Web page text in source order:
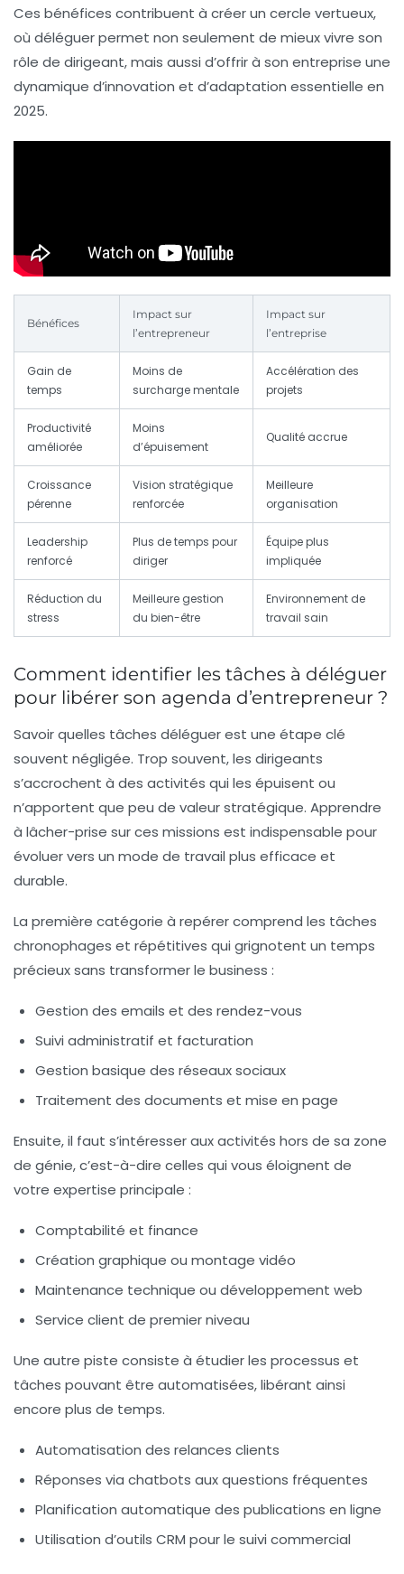
Ces bénéfices contribuent à créer un cercle vertueux,
où déléguer permet non seulement de mieux vivre son
rôle de dirigeant, mais aussi d’offrir à son entreprise une
dynamique d’innovation et d’adaptation essentielle en
2025.
Bénéfices
Impact sur
l’entrepreneur
Impact sur
l’entreprise
Gain de
temps
Moins de
surcharge mentale
Accélération des
projets
Productivité
améliorée
Moins
d’épuisement
Qualité accrue
Croissance
pérenne
Vision stratégique
renforcée
Meilleure
organisation
Leadership
renforcé
Plus de temps pour
diriger
Équipe plus
impliquée
Réduction du
stress
Meilleure gestion
du bien-être
Environnement de
travail sain
Comment identifier les tâches à déléguer
pour libérer son agenda d’entrepreneur ?
Savoir quelles tâches déléguer est une étape clé
souvent négligée. Trop souvent, les dirigeants
s’accrochent à des activités qui les épuisent ou
n’apportent que peu de valeur stratégique. Apprendre
à lâcher-prise sur ces missions est indispensable pour
évoluer vers un mode de travail plus efficace et
durable.
La première catégorie à repérer comprend les tâches
chronophages et répétitives qui grignotent un temps
précieux sans transformer le business :
Gestion des emails et des rendez-vous
Suivi administratif et facturation
Gestion basique des réseaux sociaux
Traitement des documents et mise en page
Ensuite, il faut s’intéresser auxactivités hors de sa zone
de génie, c’est-à-dire celles qui vous éloignent de
votre expertise principale :
Comptabilité et finance
Création graphique ou montage vidéo
Maintenance technique ou développement web
Service client de premier niveau
Une autre piste consiste à étudier les processus et
tâches pouvant être automatisées, libérant ainsi
encore plus de temps.
Automatisation des relances clients
Réponses via chatbots aux questions fréquentes
Planification automatique des publications en ligne
Utilisation d’outils CRM pour le suivi commercial